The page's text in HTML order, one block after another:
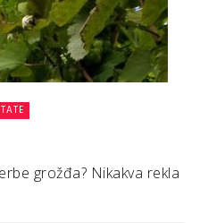
grožđa? Nikakva rekla